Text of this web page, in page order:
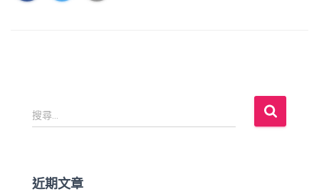
搜
尋
:
搜尋...
近期文章